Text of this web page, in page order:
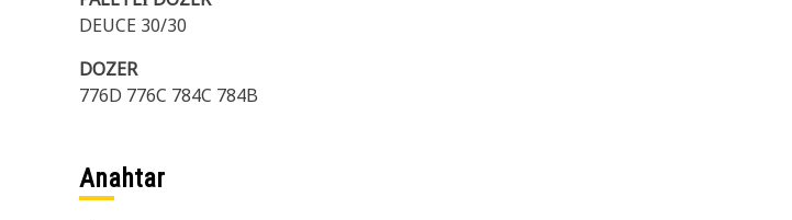
DEUCE 30/30
DOZER
776D 776C 784C 784B
Anahtar